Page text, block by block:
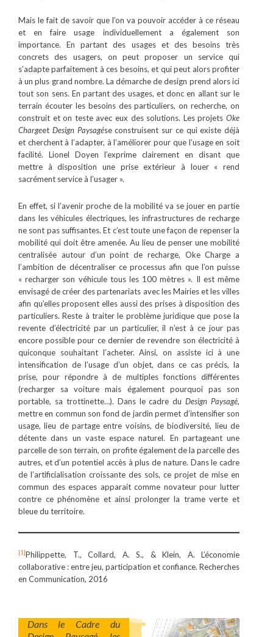
Mais le fait de savoir que l’on va pouvoir accéder à ce réseau
et en faire usage individuellement a également son
importance. En partant des usages et des besoins très
concrets des usagers, on peut proposer un service qui
s’adapte parfaitement à ces besoins, et qui peut alors profiter
à un plus grand nombre. La démarche de design prend alors ici
tout son sens. En partant des usages, et donc en allant sur le
terrain écouter les besoins des particuliers, on recherche, on
construit et on teste avec eux des solutions. Les projets Oke
Chargeet Design Paysagése construisent sur ce qui existe déjà
et cherchent à l’adapter, à l’améliorer pour que l’usage en soit
facilité. Lionel Doyen l’exprime clairement en disant que
mettre à disposition une prise extérieur à louer « rend
sacrément service à l’usager ».
En effet, si l’avenir proche de la mobilité va se jouer en partie
dans les véhicules électriques, les infrastructures de recharge
ne sont pas suffisantes. Et c’est toute une façon de repenser la
mobilité qui doit être amenée. Au lieu de penser une mobilité
centralisée autour d’un point de recharge, Oke Charge a
l’ambition de décentraliser ce processus afin que l’on puisse
« recharger son véhicule tous les 100 mètres ». Il est même
envisagé de créer des partenariats avec les Mairies et les villes
afin qu’elles proposent elles aussi des prises à disposition des
particuliers. Reste à traiter le problème juridique que pose la
revente d’électricité par un particulier, il n’est à ce jour pas
encore possible pour ce dernier de revendre son électricité à
quiconque souhaitant l’acheter. Ainsi, on assiste ici à une
intensification de l’usage d’un objet, dans ce cas précis, la
prise, pour répondre à de multiples fonctions différentes
(recharger sa voiture mais également pourquoi pas son
portable, sa trottinette…). Dans le cadre duDesign Paysagé,
mettre en commun son fond de jardin permet d’intensifier son
usage, lieu de partage entre voisins, de biodiversité, lieu de
détente dans un vaste espace naturel. En partageant une
parcelle de son terrain, on profite également de la parcelle des
autres, et d’un potentiel accès à plus de nature. Dans le cadre
de l’artificialisation croissante des sols, ce projet de mise en
commun des espaces apparait comme novateur pour lutter
contre ce phénomène et ainsi prolonger la trame verte et
bleue du territoire.
[1]Philippette, T., Collard, A. S., & Klein, A. L’économie
collaborative : entre jeu, participation et confiance. Recherches
en Communication, 2016
Dans le Cadre du